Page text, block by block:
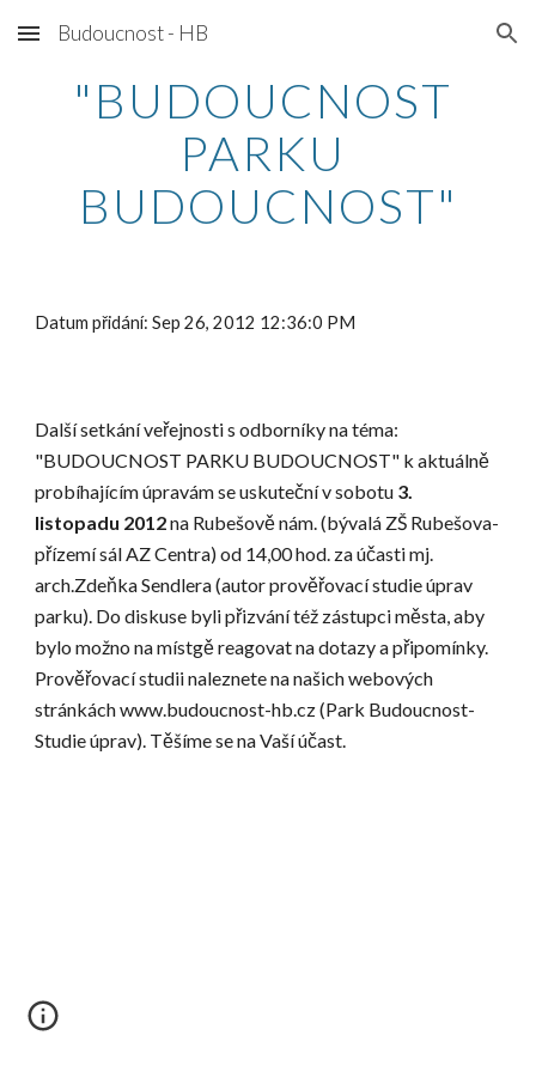
Skip to main content Skip to navigation
Budoucnost - HB
"BUDOUCNOST
PARKU
BUDOUCNOST"
Datum přidání: Sep 26, 2012 12:36:0 PM
Další setkání veřejnosti s odborníky na téma:
"BUDOUCNOST PARKU BUDOUCNOST" k aktuálně
probíhajícím úpravám se uskuteční v sobotu 3.
listopadu 2012 na Rubešově nám. (bývalá ZŠ Rubešova-
přízemí sál AZ Centra) od 14,00 hod. za účasti mj.
arch.Zdeňka Sendlera (autor prověřovací studie úprav
parku). Do diskuse byli přizvání též zástupci města, aby
bylo možno na místgě reagovat na dotazy a připomínky.
Prověřovací studii naleznete na našich webových
stránkách www.budoucnost-hb.cz (Park Budoucnost-
Studie úprav). Těšíme se na Vaší účast.